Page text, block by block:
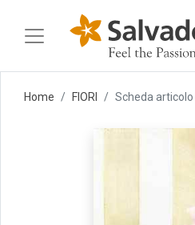
Home FIORI Scheda